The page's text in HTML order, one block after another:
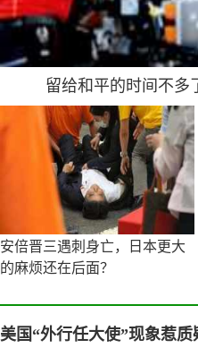
留给和平的时间不多
安倍晋三遇刺身亡，日本更大
的麻烦还在后面？
美国“外行任大使”现象惹质